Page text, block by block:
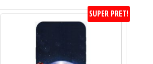
SUPER PRET!